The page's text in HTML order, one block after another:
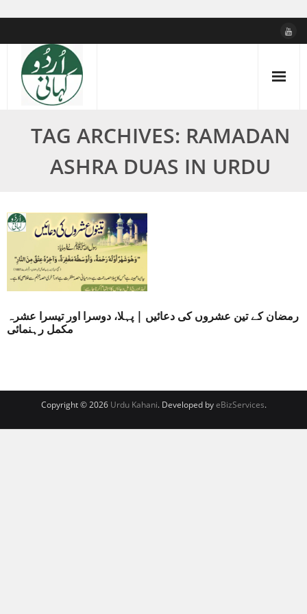
content
TAG ARCHIVES: RAMADAN
ASHRA DUAS IN URDU
رمضان کے تین عشروں کی دعائیں | پہلا، دوسرا اور تیسرا عشرہ
مکمل رہنمائی
Copyright © 2026 Urdu Kahani. Developed byeBizServices.